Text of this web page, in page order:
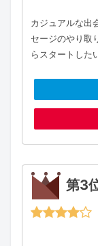
カジュアルな出
セージのやり取
らスタートした
第3